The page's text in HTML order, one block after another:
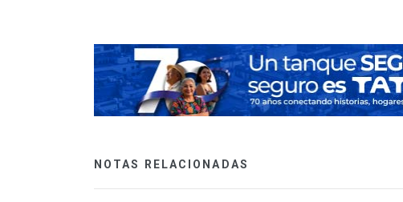
NOTAS RELACIONADAS